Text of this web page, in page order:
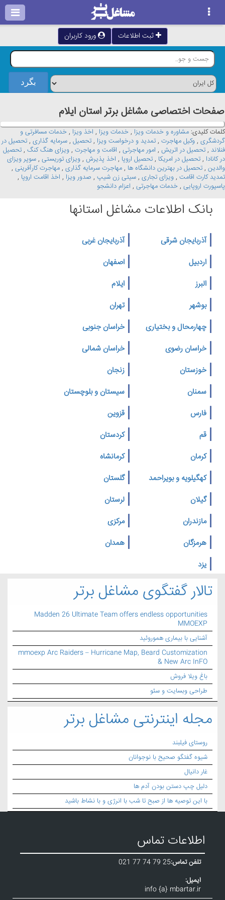
ثبت اطلاعات ورود کاربران
صفحات اختصاصی مشاغل برتر استان ايلام
کلمات کلیدی: مشاوره و خدمات ویزا , خدمات ویزا , اخذ ویزا , خدمات مسافرتی و
گردشگری , وکیل مهاجرت , تمدید و درخواست ویزا , تحصیل , سرمایه گذاری , تحصیل در
فنلاند , تحصیل در اتریش , امور مهاجرتی , اقامت و مهاجرت , ویزای هنگ کنگ , تحصیل
در کانادا , تحصیل در امریکا , تحصیل اروپا , اخذ پذیرش , ویزای توریستی , سوپر ویزای
والدین , تحصیل در بهترین دانشگاه ها , مهاجرت سرمایه گذاری , مهاجرت کارآفرینی ,
تمدید کارت اقامت , ویزای تجاری , سیتی زن شیپ , صدور ویزا , اخذ اقامت اروپا ,
پاسپورت اروپایی , خدمات مهاجرتی , اعزام دانشجو
بانک اطلاعات مشاغل استانها
آذربایجان شرقی
آذربایجان غربی
اردبیل
اصفهان
البرز
ایلام
بوشهر
تهران
چهارمحال و بختیاری
خراسان جنوبی
خراسان رضوی
خراسان شمالی
خوزستان
زنجان
سمنان
سیستان و بلوچستان
فارس
قزوین
قم
کردستان
کرمان
کرمانشاه
کهگیلویه و بویراحمد
گلستان
گیلان
لرستان
مازندران
مرکزی
هرمزگان
همدان
یزد
تالار گفتگوی مشاغل برتر
Madden 26 Ultimate Team offers endless opportunities
MMOEXP
آشنایی با بیماری هموروئید
mmoexp Arc Raiders – Hurricane Map, Beard Customization
& New Arc InFO
باغ ویلا فروش
طراحی وبسایت و سئو
مجله اینترنتی مشاغل برتر
روستای فیلبند
شیوه گفتگو صحیح با نوجوانان
غار دانیال
دلیل چپ دستن بودن آدم ها
با این توصیه ها از صبح تا شب با انرژی و با نشاط باشید
اطلاعات تماس
تلفن تماس:021 77 74 79 25
ایمیل:
info {a} mbartar.ir